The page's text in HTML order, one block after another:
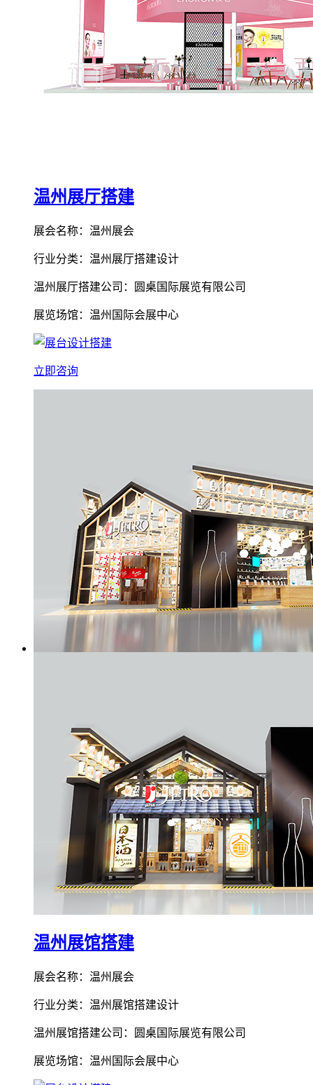
温州展厅搭建
展会名称：温州展会
行业分类：温州展厅搭建设计
温州展厅搭建公司：圆桌国际展览有限公司
展览场馆：温州国际会展中心
立即咨询
温州展馆搭建
展会名称：温州展会
行业分类：温州展馆搭建设计
温州展馆搭建公司：圆桌国际展览有限公司
展览场馆：温州国际会展中心